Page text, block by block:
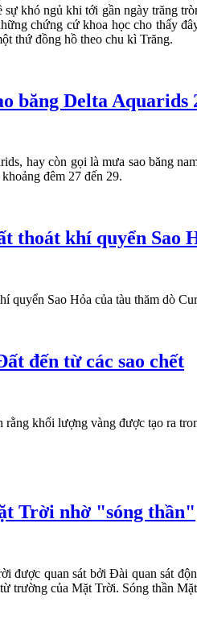
khó ngủ khi tới gần ngày trăng
chứng cứ khoa học cho thấy
thứ đồng hồ theo chu kì Trăng.
băng Delta Aquarids
hay còn gọi là mưa sao băng
đêm 27 đến 29.
thoát khí quyển Sao
quyển Sao Hỏa của tàu thăm dò
đến từ các sao chết
rằng khối lượng vàng được tạo ra
Trời nhờ "sóng thần"
được quan sát bởi Đài quan sát
trường của Mặt Trời. Sóng thần